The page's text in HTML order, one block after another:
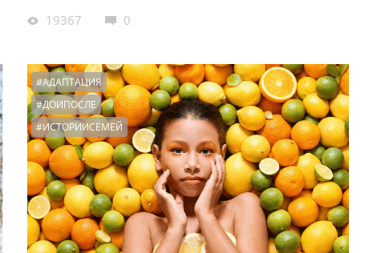
19367 0
#АДАПТАЦИЯ
#ДОИПОСЛЕ
#ИСТОРИИСЕМЕЙ